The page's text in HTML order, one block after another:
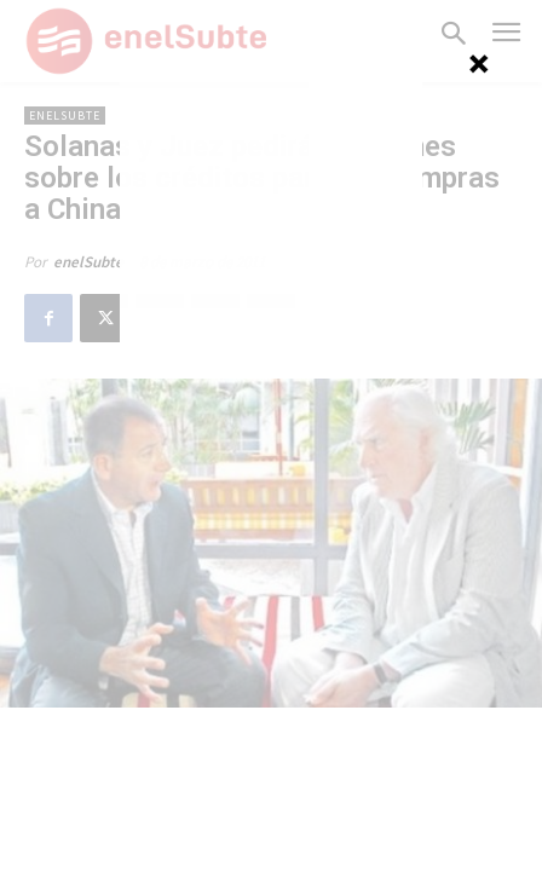
ENELSUBTE
Solanas y Juez pedirán informes
sobre los créditos para las compras
a China
Por enelSubte